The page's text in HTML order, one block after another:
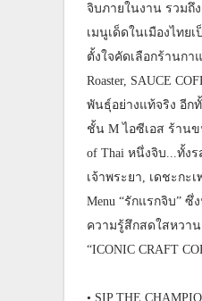
จิบภายในงาน รวมถึง
เมนูเด็ดในเมืองไท
ตั้งใจคัดเลือกร้านกา
Roaster, SAUCE
พันธุ์อย่างแท้จริง อี
ชั้น M ไอซีเอส ร้านข
of Thai หนึ่งจิบ...ทั้ง
เจ้าพระยา, เดชะก
Menu “รักแรกจิบ”
ความรู้สึกสดใสหวาน
“ICONIC CRAFT
• SIP THE